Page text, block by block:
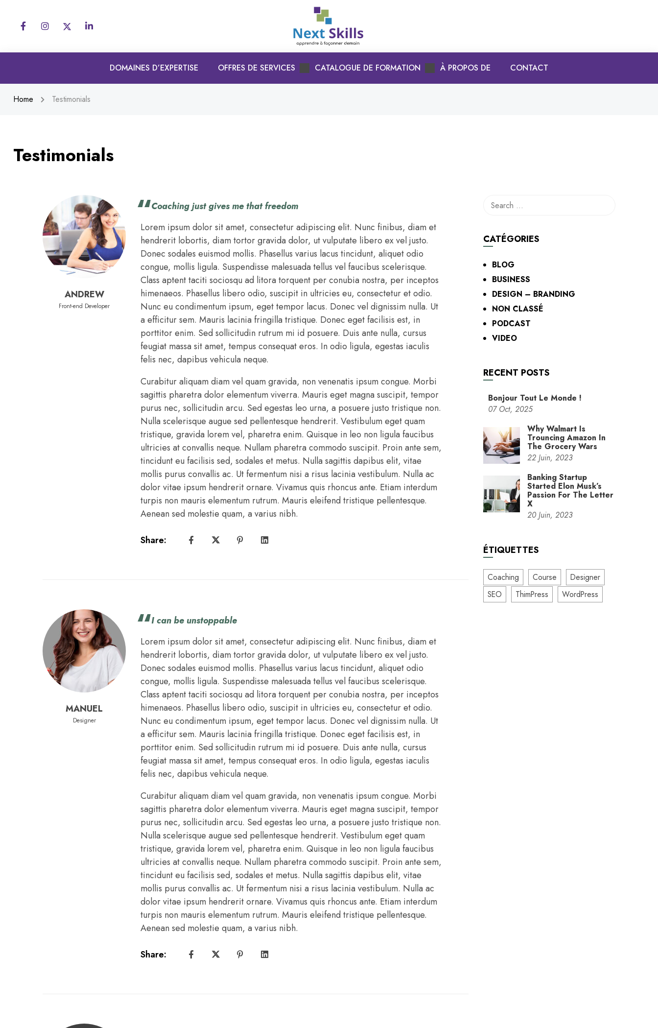
DOMAINES D’EXPERTISE OFFRES DE SERVICES CATALOGUE DE FORMATION À PROPOS DE CONTACT
Home Testimonials
Testimonials
ANDREW
Front-end Developer
Coaching just gives me that freedom
Lorem ipsum dolor sit amet, consectetur adipiscing elit. Nunc finibus, diam et
hendrerit lobortis, diam tortor gravida dolor, ut vulputate libero ex vel justo.
Donec sodales euismod mollis. Phasellus varius lacus tincidunt, aliquet odio
congue, mollis ligula. Suspendisse malesuada tellus vel faucibus scelerisque.
Class aptent taciti sociosqu ad litora torquent per conubia nostra, per inceptos
himenaeos. Phasellus libero odio, suscipit in ultricies eu, consectetur et odio.
Nunc eu condimentum ipsum, eget tempor lacus. Donec vel dignissim nulla. Ut
a efficitur sem. Mauris lacinia fringilla tristique. Donec eget facilisis est, in
porttitor enim. Sed sollicitudin rutrum mi id posuere. Duis ante nulla, cursus
feugiat massa sit amet, tempus consequat eros. In odio ligula, egestas iaculis
felis nec, dapibus vehicula neque.
Curabitur aliquam diam vel quam gravida, non venenatis ipsum congue. Morbi
sagittis pharetra dolor elementum viverra. Mauris eget magna suscipit, tempor
purus nec, sollicitudin arcu. Sed egestas leo urna, a posuere justo tristique non.
Nulla scelerisque augue sed pellentesque hendrerit. Vestibulum eget quam
tristique, gravida lorem vel, pharetra enim. Quisque in leo non ligula faucibus
ultricies at convallis neque. Nullam pharetra commodo suscipit. Proin ante sem,
tincidunt eu facilisis sed, sodales et metus. Nulla sagittis dapibus elit, vitae
mollis purus convallis ac. Ut fermentum nisi a risus lacinia vestibulum. Nulla ac
dolor vitae ipsum hendrerit ornare. Vivamus quis rhoncus ante. Etiam interdum
turpis non mauris elementum rutrum. Mauris eleifend tristique pellentesque.
Aenean sed molestie quam, a varius nibh.
Share:
MANUEL
Designer
I can be unstoppable
Lorem ipsum dolor sit amet, consectetur adipiscing elit. Nunc finibus, diam et
hendrerit lobortis, diam tortor gravida dolor, ut vulputate libero ex vel justo.
Donec sodales euismod mollis. Phasellus varius lacus tincidunt, aliquet odio
congue, mollis ligula. Suspendisse malesuada tellus vel faucibus scelerisque.
Class aptent taciti sociosqu ad litora torquent per conubia nostra, per inceptos
himenaeos. Phasellus libero odio, suscipit in ultricies eu, consectetur et odio.
Nunc eu condimentum ipsum, eget tempor lacus. Donec vel dignissim nulla. Ut
a efficitur sem. Mauris lacinia fringilla tristique. Donec eget facilisis est, in
porttitor enim. Sed sollicitudin rutrum mi id posuere. Duis ante nulla, cursus
feugiat massa sit amet, tempus consequat eros. In odio ligula, egestas iaculis
felis nec, dapibus vehicula neque.
Curabitur aliquam diam vel quam gravida, non venenatis ipsum congue. Morbi
sagittis pharetra dolor elementum viverra. Mauris eget magna suscipit, tempor
purus nec, sollicitudin arcu. Sed egestas leo urna, a posuere justo tristique non.
Nulla scelerisque augue sed pellentesque hendrerit. Vestibulum eget quam
tristique, gravida lorem vel, pharetra enim. Quisque in leo non ligula faucibus
ultricies at convallis neque. Nullam pharetra commodo suscipit. Proin ante sem,
tincidunt eu facilisis sed, sodales et metus. Nulla sagittis dapibus elit, vitae
mollis purus convallis ac. Ut fermentum nisi a risus lacinia vestibulum. Nulla ac
dolor vitae ipsum hendrerit ornare. Vivamus quis rhoncus ante. Etiam interdum
turpis non mauris elementum rutrum. Mauris eleifend tristique pellentesque.
Aenean sed molestie quam, a varius nibh.
Share:
CATÉGORIES
BLOG
BUSINESS
DESIGN – BRANDING
NON CLASSÉ
PODCAST
VIDEO
RECENT POSTS
Bonjour Tout Le Monde !
07 Oct, 2025
Why Walmart Is
Trouncing Amazon In
The Grocery Wars
22 Juin, 2023
Banking Startup
Started Elon Musk’s
Passion For The Letter
X
20 Juin, 2023
ÉTIQUETTES
Coaching Course
Designer
SEO
ThimPress WordPress